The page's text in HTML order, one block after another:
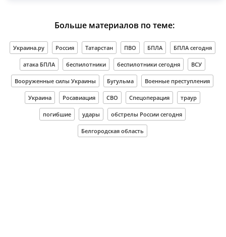
Больше материалов по теме:
Украина.ру Россия Татарстан ПВО БПЛА БПЛА сегодня
атака БПЛА беспилотники беспилотники сегодня ВСУ
Вооруженные силы Украины Бугульма Военные преступления
Украина Росавиация СВО Спецоперация траур
погибшие удары обстрелы России сегодня
Белгородская область